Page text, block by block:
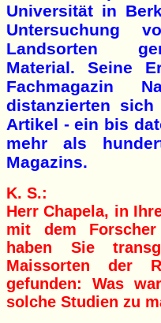
Universität in
Untersuchung
Landsorten
Material. Seine
Fachmagazin
distanzierten
Artikel - ein bis
mehr als
Magazins.
K. S.:
Herr Chapela, in
mit dem
haben Sie
Maissorten der
gefunden: Was
solche Studien zu